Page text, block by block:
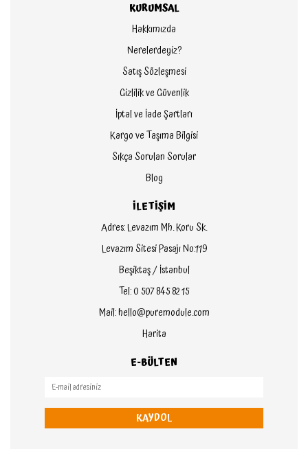
KURUMSAL
Hakkımızda
Nerelerdeyiz?
Satış Sözleşmesi
Gizlilik ve Güvenlik
İptal ve İade Şartları
Kargo ve Taşıma Bilgisi
Sıkça Sorulan Sorular
Blog
İLETİŞİM
Adres: Levazım Mh. Koru Sk.
Levazım Sitesi Pasajı No:119
Beşiktaş / İstanbul
Tel: 0 507 845 82 15
Mail: hello@puremodule.com
Harita
E-BÜLTEN
KAYDOL